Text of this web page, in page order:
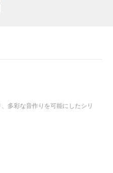
多彩な音作りを可能にしたシリ